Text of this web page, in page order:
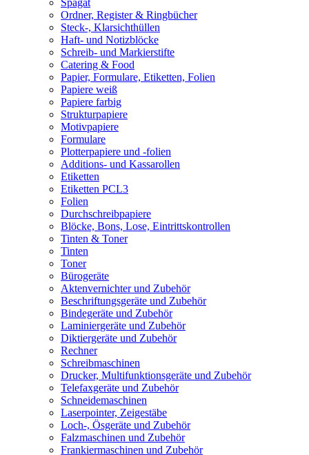
Spagat
Ordner, Register & Ringbücher
Steck-, Klarsichthüllen
Haft- und Notizblöcke
Schreib- und Markierstifte
Catering & Food
Papier, Formulare, Etiketten, Folien
Papiere weiß
Papiere farbig
Strukturpapiere
Motivpapiere
Formulare
Plotterpapiere und -folien
Additions- und Kassarollen
Etiketten
Etiketten PCL3
Folien
Durchschreibpapiere
Blöcke, Bons, Lose, Eintrittskontrollen
Tinten & Toner
Tinten
Toner
Bürogeräte
Aktenvernichter und Zubehör
Beschriftungsgeräte und Zubehör
Bindegeräte und Zubehör
Laminiergeräte und Zubehör
Diktiergeräte und Zubehör
Rechner
Schreibmaschinen
Drucker, Multifunktionsgeräte und Zubehör
Telefaxgeräte und Zubehör
Schneidemaschinen
Laserpointer, Zeigestäbe
Loch-, Ösgeräte und Zubehör
Falzmaschinen und Zubehör
Frankiermaschinen und Zubehör